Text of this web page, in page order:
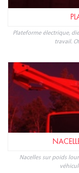
Plateforme électrique,
travail.
Nacelles sur poids